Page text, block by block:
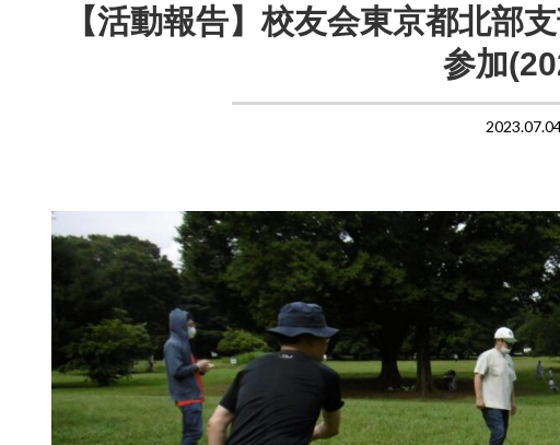
【活動報告】校友会東京都北部
参加